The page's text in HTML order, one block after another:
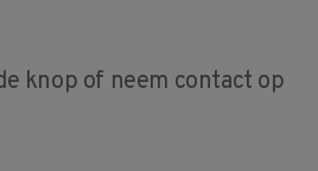
knop of neem contact op